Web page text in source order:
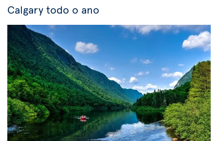
Calgary todo o ano